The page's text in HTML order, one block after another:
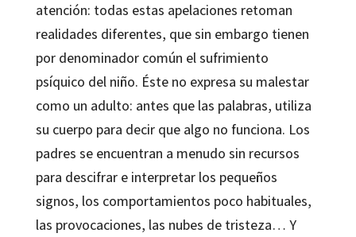
atención: todas estas apelaciones retoman
realidades diferentes, que sin embargo tienen
por denominador común el sufrimiento
psíquico del niño. Éste no expresa su malestar
como un adulto: antes que las palabras, utiliza
su cuerpo para decir que algo no funciona. Los
padres se encuentran a menudo sin recursos
para descifrar e interpretar los pequeños
signos, los comportamientos poco habituales,
las provocaciones, las nubes de tristeza… Y